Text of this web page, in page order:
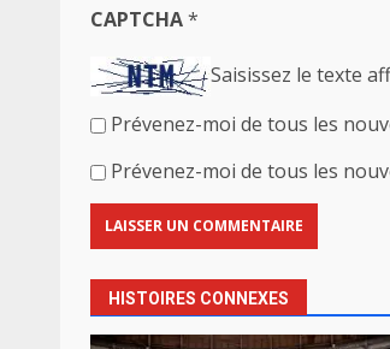
CAPTCHA*
Saisissez le texte
Prévenez-moi de tous les
Prévenez-moi de tous les
HISTOIRES CONNEXES